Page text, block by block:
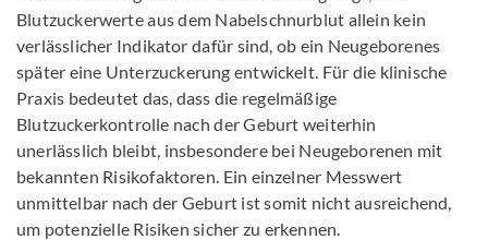
Blutzuckerwerte aus dem Nabelschnurblut allein kein
verlässlicher Indikator dafür sind, ob ein Neugeborenes
später eine Unterzuckerung entwickelt. Für die klinische
Praxis bedeutet das, dass die regelmäßige
Blutzuckerkontrolle nach der Geburt weiterhin
unerlässlich bleibt, insbesondere bei Neugeborenen mit
bekannten Risikofaktoren. Ein einzelner Messwert
unmittelbar nach der Geburt ist somit nicht ausreichend,
um potenzielle Risiken sicher zu erkennen.